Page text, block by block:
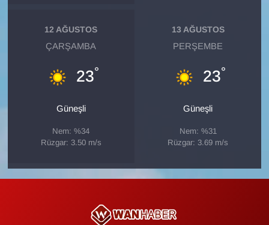
12 AĞUSTOS
ÇARŞAMBA
23°
Güneşli
Nem: %34
Rüzgar: 3.50 m/s
13 AĞUSTOS
PERŞEMBE
23°
Güneşli
Nem: %31
Rüzgar: 3.69 m/s
SPOR
TEBRİK
TEKNOLOJİ
Turizm
VAN'DA SPOR